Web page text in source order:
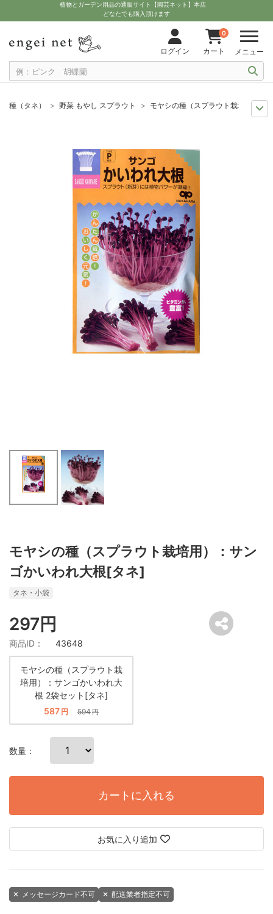
植物とガーデン用品の通販サイト【園芸ネット】本店
どなたでも購入頂けます
ログイン
0
カート メニュー
種（タネ） 野菜 もやし スプラウト
モヤシの種（スプラウト栽培用）：
モヤシの種（スプラウト栽培用）：サン
ゴかいわれ大根[タネ]
タネ・小袋
297円
商品ID： 43648
モヤシの種（スプラウト栽
培用）：サンゴかいわれ大
根 2袋セット[タネ]
587 円 594円
数量：
カートに入れる
お気に入り追加
✕ メッセージカード不可 ✕ 配送業者指定不可